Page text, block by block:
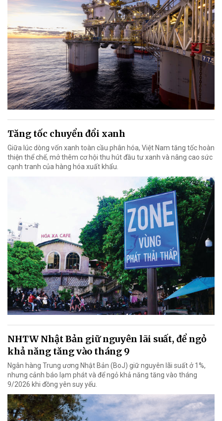
Tăng tốc chuyển đổi xanh
Giữa lúc dòng vốn xanh toàn cầu phân hóa, Việt Nam tăng tốc hoàn
thiện thể chế, mở thêm cơ hội thu hút đầu tư xanh và nâng cao sức
cạnh tranh của hàng hóa xuất khẩu.
NHTW Nhật Bản giữ nguyên lãi suất, để ngỏ
khả năng tăng vào tháng 9
Ngân hàng Trung ương Nhật Bản (BoJ) giữ nguyên lãi suất ở 1%,
nhưng cảnh báo lạm phát và để ngỏ khả năng tăng vào tháng
9/2026 khi đồng yên suy yếu.